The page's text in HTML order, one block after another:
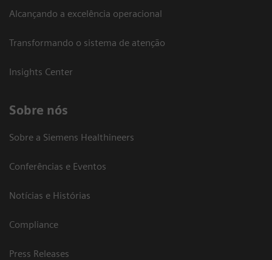
Alcançando a excelência operacional
Transformando o sistema de atenção
Insights Center
Sobre nós
Sobre a Siemens Healthineers
Conferências e Eventos
Notícias e Histórias
Compliance
Press Releases